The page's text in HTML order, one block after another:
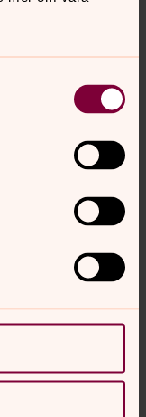
oon
oon kaks
kans
häätyvä kuulua
sie kerran
jäsenennä
tekkee kastheen